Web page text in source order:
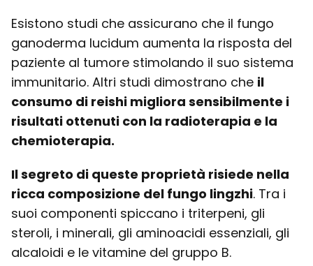
Esistono studi che assicurano che il fungo
ganoderma lucidum aumenta la risposta del
paziente al tumore stimolando il suo sistema
immunitario. Altri studi dimostrano che il
consumo di reishi migliora sensibilmente i
risultati ottenuti con la radioterapia e la
chemioterapia.
Il segreto di queste proprietà risiede nella
ricca composizione del fungo lingzhi. Tra i
suoi componenti spiccano i triterpeni, gli
steroli, i minerali, gli aminoacidi essenziali, gli
alcaloidi e le vitamine del gruppo B.